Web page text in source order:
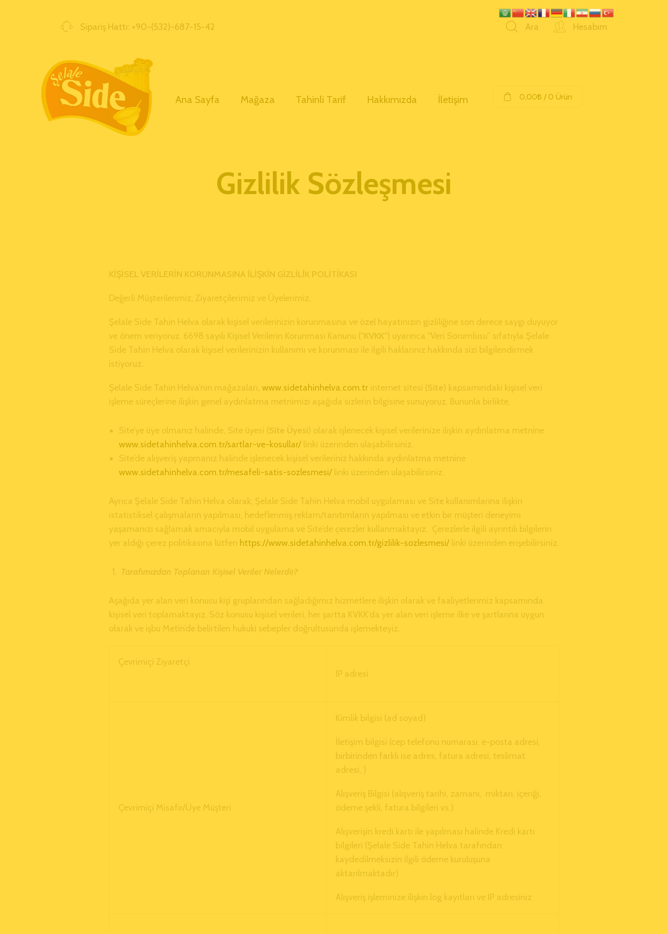
Sipariş Hattı: +90-(532)-687-15-42 Ara Hesabım
Ana Sayfa Mağaza Tahinli Tarif Hakkımızda İletişim 0,00₺ / 0 Ürün
Gizlilik Sözleşmesi
KİŞİSEL VERİLERİN KORUNMASINA İLİŞKİN GİZLİLİK POLİTİKASI
Değerli Müşterilerimiz, Ziyaretçilerimiz ve Üyelerimiz,
Şelale Side Tahin Helva olarak kişisel verilerinizin korunmasına ve özel hayatınızın gizliliğine son derece saygı duyuyor
ve önem veriyoruz. 6698 sayılı Kişisel Verilerin Korunması Kanunu (“KVKK“) uyarınca “Veri Sorumlusu” sıfatıyla Şelale
Side Tahin Helva olarak kişisel verilerinizin kullanımı ve korunması ile ilgili haklarınız hakkında sizi bilgilendirmek
istiyoruz.
Şelale Side Tahin Helva’nin mağazaları, www.sidetahinhelva.com.trinternet sitesi (Site) kapsamındaki kişisel veri
işleme süreçlerine ilişkin genel aydınlatma metnimizi aşağıda sizlerin bilgisine sunuyoruz. Bununla birlikte,
Site’ye üye olmanız halinde, Site üyesi (Site Üyesi) olarak işlenecek kişisel verilerinize ilişkin aydınlatma metnine
www.sidetahinhelva.com.tr/sartlar-ve-kosullar/linki üzerinden ulaşabilirsiniz.
Site’de alışveriş yapmanız halinde işlenecek kişisel verileriniz hakkında aydınlatma metnine
www.sidetahinhelva.com.tr/mesafeli-satis-sozlesmesi/linki üzerinden ulaşabilirsiniz.
Ayrıca Şelale Side Tahin Helva olarak; Şelale Side Tahin Helva mobil uygulaması ve Site kullanımlarına ilişkin
istatistiksel çalışmaların yapılması, hedeflenmiş reklam/tanıtımların yapılması ve etkin bir müşteri deneyimi
yaşamanızı sağlamak amacıyla mobil uygulama ve Site’de çerezler kullanmaktayız. Çerezlerle ilgili ayrıntılı bilgilerin
yer aldığı çerez politikasına lütfen https://www.sidetahinhelva.com.tr/gizlilik-sozlesmesi/linki üzerinden erişebilirsiniz.
Tarafımızdan Toplanan Kişisel Veriler Nelerdir?
Aşağıda yer alan veri konusu kişi gruplarından sağladığımız hizmetlere ilişkin olarak ve faaliyetlerimiz kapsamında
kişisel veri toplamaktayız. Söz konusu kişisel verileri, her şartta KVKK’da yer alan veri işleme ilke ve şartlarına uygun
olarak ve işbu Metin’de belirtilen hukuki sebepler doğrultusunda işlemekteyiz.
Çevrimiçi Ziyaretçi
IP adresi
Çevrimiçi Misafir/Üye Müşteri
Kimlik bilgisi (ad soyad)
İletişim bilgisi (cep telefonu numarası, e-posta adresi,
birbirinden farklı ise adres, fatura adresi, teslimat
adresi, )
Alışveriş Bilgisi (alışveriş tarihi, zamanı, miktarı, içeriği,
ödeme şekli, fatura bilgileri vs.)
Alışverişin kredi kartı ile yapılması halinde Kredi kartı
bilgileri (Şelale Side Tahin Helva tarafından
kaydedilmeksizin ilgili ödeme kuruluşuna
aktarılmaktadır)
Alışveriş işleminize ilişkin log kayıtları ve IP adresiniz